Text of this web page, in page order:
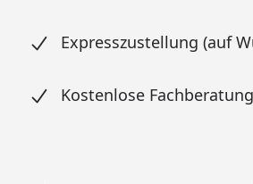
Expresszustellung (auf
Kostenlose Fachberatung